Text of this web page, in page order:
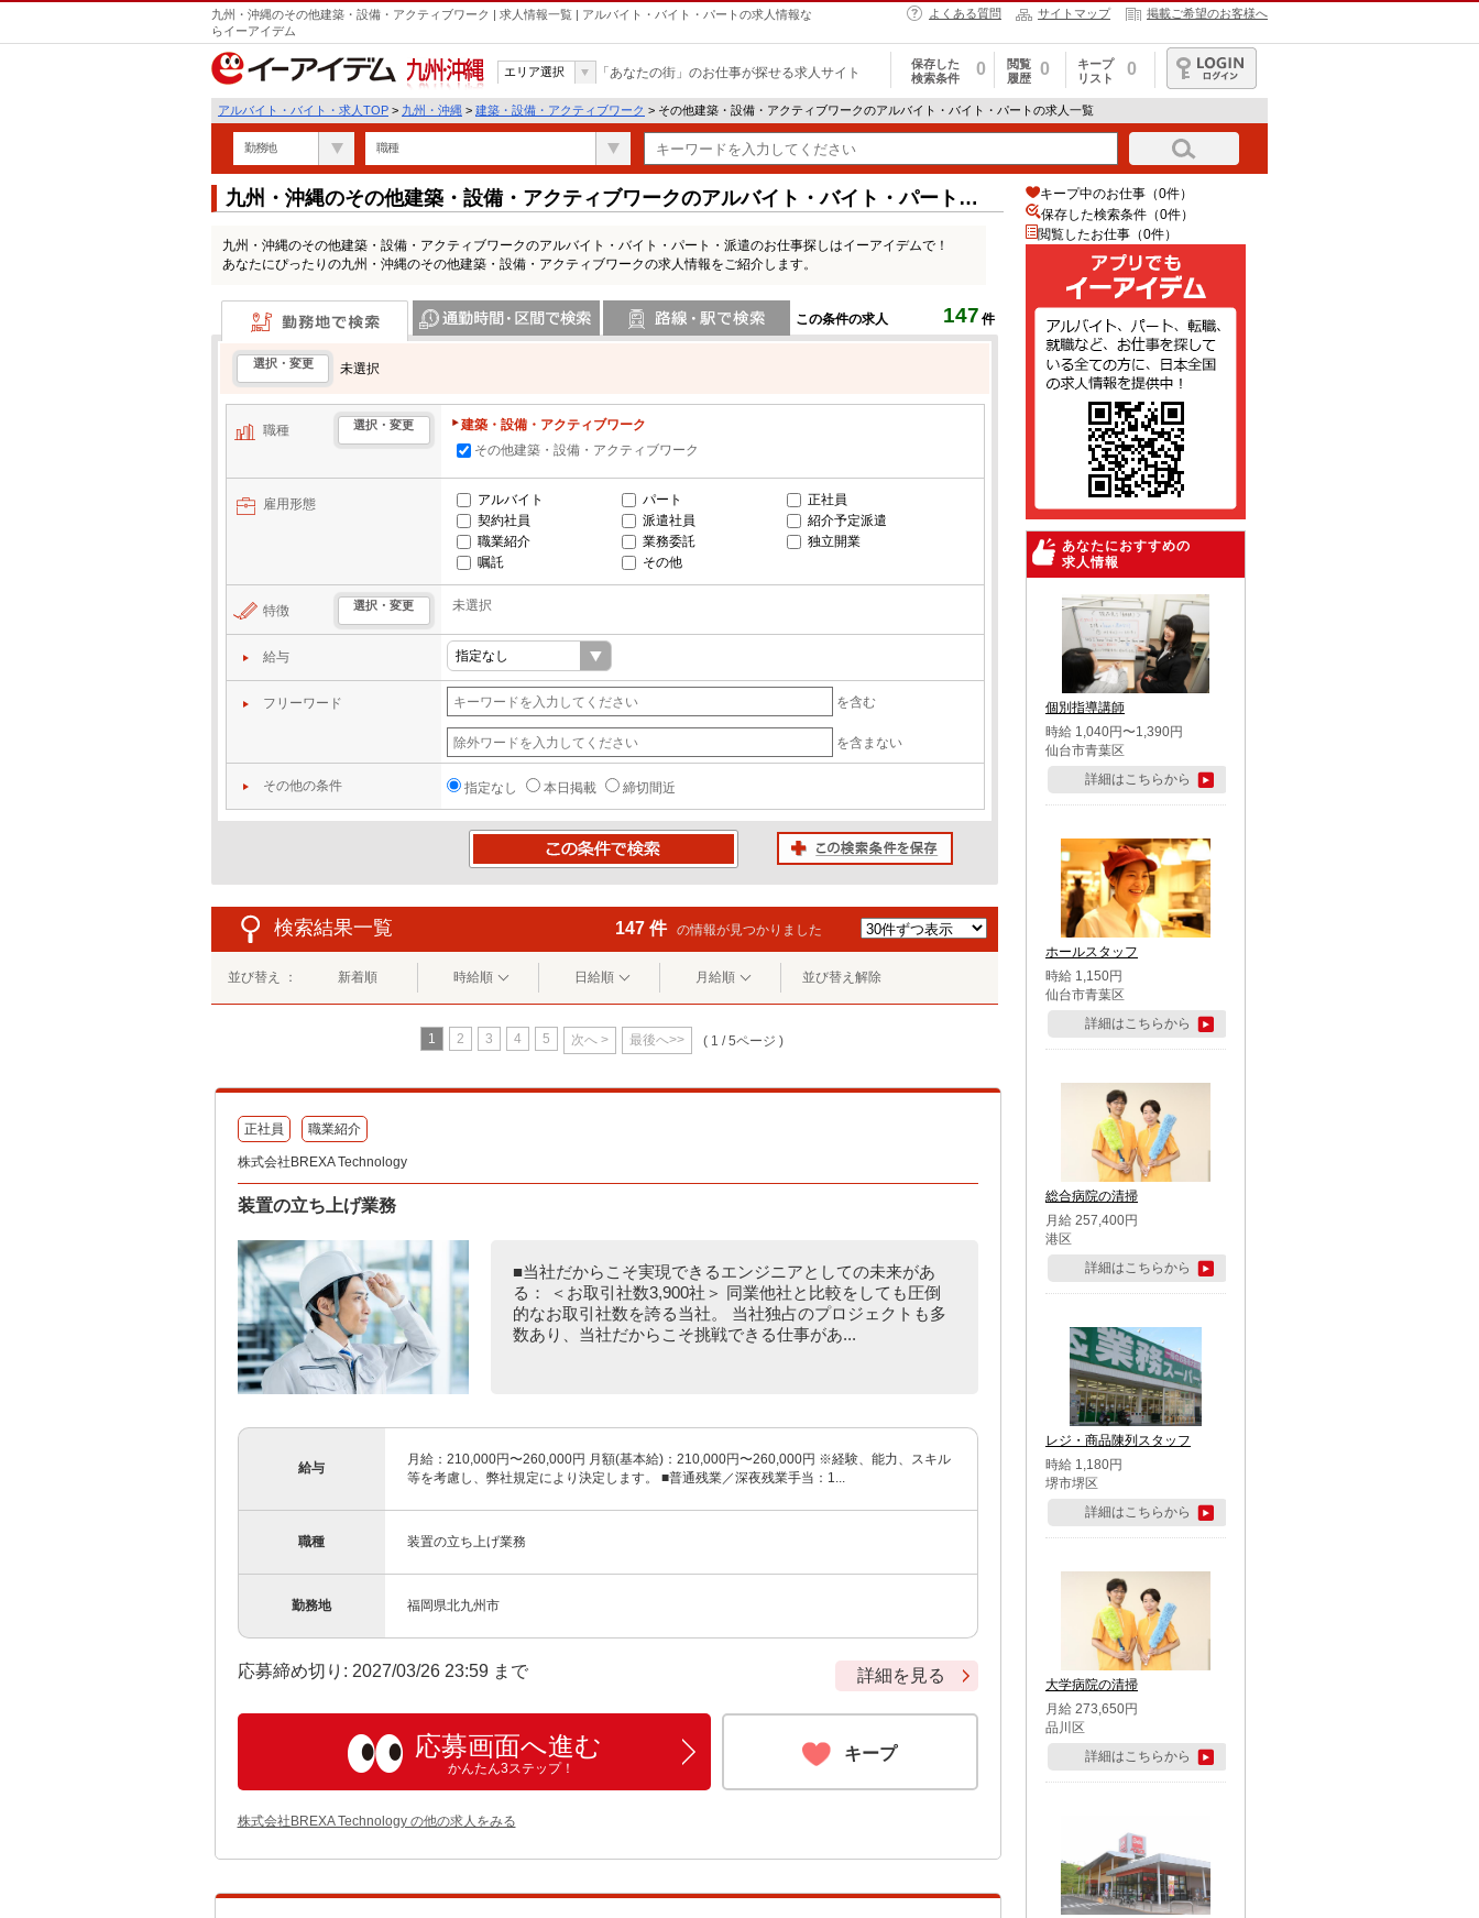
九州・沖縄のその他建築・設備・アクティブワーク | 求人情報一覧 | アルバイト・バイト・パートの求人情報な
らイーアイデム
よくある質問 サイトマップ 掲載ご希望のお客様へ
九州・沖縄
エリア選択 「あなたの街」のお仕事が探せる求人サイト
保存した
検索条件
0
閲覧
履歴
0
キープ
リスト
0
ログイン
アルバイト・バイト・求人TOP > 九州・沖縄 > 建築・設備・アクティブワーク > その他建築・設備・アクティブワークのアルバイト・バイト・パートの求人一覧
勤務地 職種
九州・沖縄のその他建築・設備・アクティブワークのアルバイト・バイト・パートの
九州・沖縄のその他建築・設備・アクティブワークのアルバイト・バイト・パート・派遣のお仕事探しはイーアイデムで！
あなたにぴったりの九州・沖縄のその他建築・設備・アクティブワークの求人情報をご紹介します。
この条件の求人 147 件
勤務地で検索
選択・変更 未選択
職種 選択・変更
建築・設備・アクティブワーク
その他建築・設備・アクティブワーク
雇用形態 アルバイト パート
正社員
契約社員
派遣社員
紹介予定派遣
職業紹介
業務委託
独立開業
嘱託
その他
特徴 選択・変更 未選択
給与
フリーワード を含む
を含まない
その他の条件 指定なし 本日掲載 締切間近
検索結果一覧 147 件 の情報が見つかりました
並び替え ： 新着順 時給順 日給順 月給順 並び替え解除
1 2 3 4 5 次へ > 最後へ>> ( 1 / 5ページ )
正社員 職業紹介
株式会社BREXA Technology
装置の立ち上げ業務
■当社だからこそ実現できるエンジニアとしての未来があ
る： ＜お取引社数3,900社＞ 同業他社と比較をしても圧倒
的なお取引社数を誇る当社。 当社独占のプロジェクトも多
数あり、当社だからこそ挑戦できる仕事があ...
給与
月給：210,000円〜260,000円 月額(基本給)：210,000円〜260,000円 ※経験、能力、スキル
等を考慮し、弊社規定により決定します。 ■普通残業／深夜残業手当：1...
職種 装置の立ち上げ業務
勤務地 福岡県北九州市
応募締め切り: 2027/03/26 23:59 まで 詳細を見る
応募画面へ進む
かんたん3ステップ！
キープ
株式会社BREXA Technology の他の求人をみる
キープ中のお仕事（0件）
保存した検索条件（0件）
閲覧したお仕事（0件）
あなたにおすすめの
求人情報
個別指導講師
時給 1,040円〜1,390円
仙台市青葉区
詳細はこちらから
ホールスタッフ
時給 1,150円
仙台市青葉区
詳細はこちらから
総合病院の清掃
月給 257,400円
港区
詳細はこちらから
レジ・商品陳列スタッフ
時給 1,180円
堺市堺区
詳細はこちらから
大学病院の清掃
月給 273,650円
品川区
詳細はこちらから